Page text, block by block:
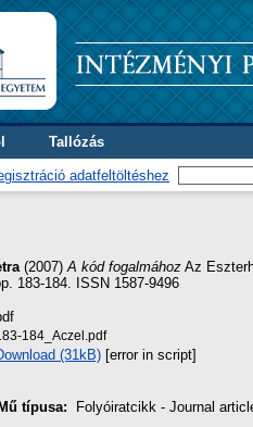
Tallózás
adatfeltöltéshez
(2007) A kód fogalmához Az
183-184. ISSN 1587-9496
184_Aczel.pdf
(31kB) [error in script]
Mű típusa: Folyóiratcikk - Journal